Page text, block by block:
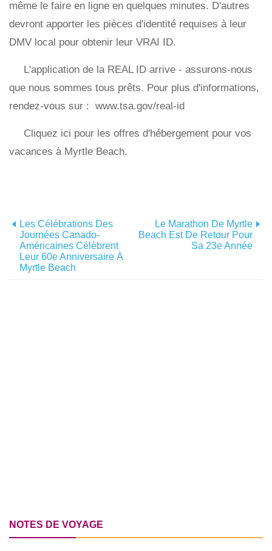
même le faire en ligne en quelques minutes. D'autres
devront apporter les pièces d'identité requises à leur
DMV local pour obtenir leur VRAI ID.
L'application de la REAL ID arrive - assurons-nous
que nous sommes tous prêts. Pour plus d'informations,
rendez-vous sur : www.tsa.gov/real-id
Cliquez ici pour les offres d'hébergement pour vos
vacances à Myrtle Beach.
Les Célébrations Des
Journées Canado-
Américaines Célèbrent
Leur 60e Anniversaire À
Myrtle Beach
Le Marathon De Myrtle
Beach Est De Retour Pour
Sa 23e Année
NOTES DE VOYAGE